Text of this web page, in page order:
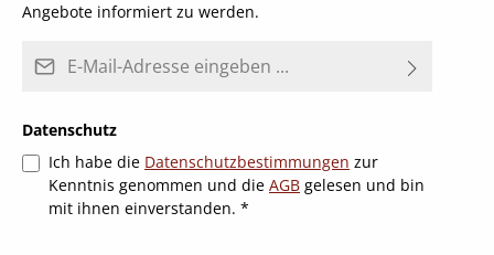
Angebote informiert zu werden.
Datenschutz
Ich habe die Datenschutzbestimmungen zur
Kenntnis genommen und die AGB gelesen und bin
mit ihnen einverstanden. *